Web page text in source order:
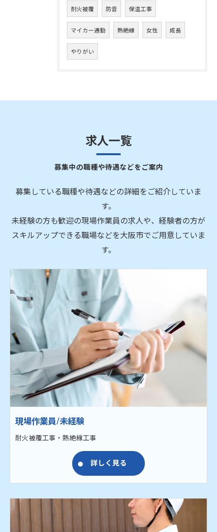
耐火被覆 防音 保温工事
マイカー通勤 熱絶縁 女性 成長
やりがい
募集中の職種や待遇などをご案内
求人一覧
募集している職種や待遇などの詳細をご紹介していま
す。
未経験の方も歓迎の現場作業員の求人や、経験者の方が
スキルアップできる職場などを大阪市でご用意していま
す。
現場作業員/未経験
耐火被覆工事・熱絶縁工事
詳しく見る